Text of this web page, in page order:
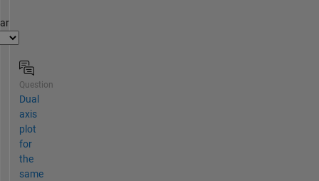
Question
Dual
axis
plot
for
the
same